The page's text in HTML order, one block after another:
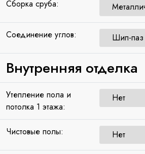
Сборка сруба:
Соединение углов:
Внутренняя отделка
Утепление пола и
потолка 1 этажа:
Чистовые полы: